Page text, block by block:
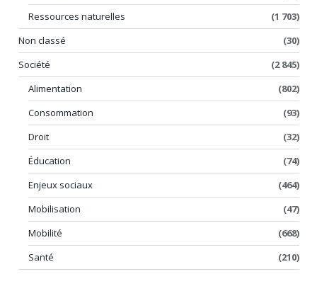
Ressources naturelles
(1 703)
Non classé
(30)
Société
(2 845)
Alimentation
(802)
Consommation
(93)
Droit
(32)
Éducation
(74)
Enjeux sociaux
(464)
Mobilisation
(47)
Mobilité
(668)
Santé
(210)